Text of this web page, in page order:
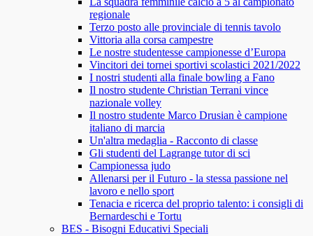
regionale
Terzo posto alle provinciale di tennis tavolo
Vittoria alla corsa campestre
Le nostre studentesse campionesse d’Europa
Vincitori dei tornei sportivi scolastici 2021/2022
I nostri studenti alla finale bowling a Fano
Il nostro studente Christian Terrani vince
nazionale volley
Il nostro studente Marco Drusian è campione
italiano di marcia
Un'altra medaglia - Racconto di classe
Gli studenti del Lagrange tutor di sci
Campionessa judo
Allenarsi per il Futuro - la stessa passione nel
lavoro e nello sport
Tenacia e ricerca del proprio talento: i consigli di
Bernardeschi e Tortu
BES - Bisogni Educativi Speciali